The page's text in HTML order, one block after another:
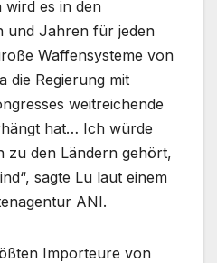
wird es in den
und Jahren für jeden
Waffensysteme von
die Regierung mit
weitreichende
hat… Ich würde
zu den Ländern gehört,
sagte Lu laut einem
ANI.
Importeure von